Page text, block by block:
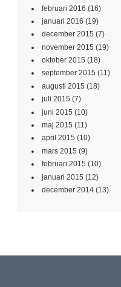
februari 2016 (16)
januari 2016 (19)
december 2015 (7)
november 2015 (19)
oktober 2015 (18)
september 2015 (11)
augusti 2015 (18)
juli 2015 (7)
juni 2015 (10)
maj 2015 (11)
april 2015 (10)
mars 2015 (9)
februari 2015 (10)
januari 2015 (12)
december 2014 (13)